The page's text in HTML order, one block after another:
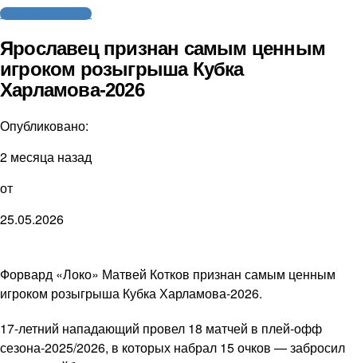
Молодежный хоккей
Ярославец признан самым ценным
игроком розыгрыша Кубка
Харламова-2026
Опубликовано:
2 месяца назад
от
25.05.2026
Форвард «Локо» Матвей Котков признан самым ценным
игроком розыгрыша Кубка Харламова-2026.
17-летний нападающий провел 18 матчей в плей-офф
сезона-2025/2026, в которых набрал 15 очков — забросил